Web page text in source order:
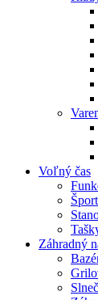
Voľný čas
Šport
Záhradný